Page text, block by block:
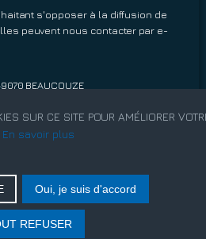
SUR CE SITE POUR AMÉLIORER
En savoir plus
Oui, je suis d'accord
REFUSER
BEAUCOUZE
s'opposer à la diffusion de
peuvent nous contacter par e-